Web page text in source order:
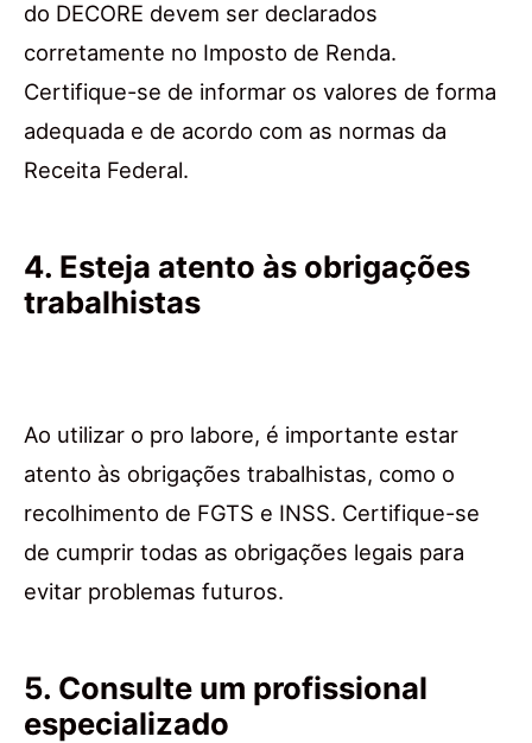
do DECORE devem ser declarados
corretamente no Imposto de Renda.
Certifique-se de informar os valores de forma
adequada e de acordo com as normas da
Receita Federal.
4. Esteja atento às obrigações
trabalhistas
Ao utilizar o pro labore, é importante estar
atento às obrigações trabalhistas, como o
recolhimento de FGTS e INSS. Certifique-se
de cumprir todas as obrigações legais para
evitar problemas futuros.
5. Consulte um profissional
especializado